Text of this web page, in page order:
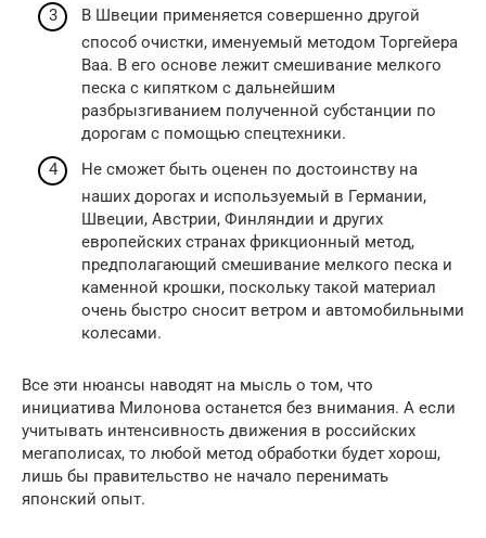
В Швеции применяется совершенно другой
способ очистки, именуемый методом Торгейера
Ваа. В его основе лежит смешивание мелкого
песка с кипятком с дальнейшим
разбрызгиванием полученной субстанции по
дорогам с помощью спецтехники.
Не сможет быть оценен по достоинству на
наших дорогах и используемый в Германии,
Швеции, Австрии, Финляндии и других
европейских странах фрикционный метод,
предполагающий смешивание мелкого песка и
каменной крошки, поскольку такой материал
очень быстро сносит ветром и автомобильными
колесами.
Все эти нюансы наводят на мысль о том, что
инициатива Милонова останется без внимания. А если
учитывать интенсивность движения в российских
мегаполисах, то любой метод обработки будет хорош,
лишь бы правительство не начало перенимать
японский опыт.